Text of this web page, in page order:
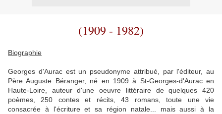
(1909 - 1982)
Biographie
Georges d'Aurac est un pseudonyme attribué, par l'éditeur, au
Père Auguste Béranger, né en 1909 à St-Georges-d'Aurac en
Haute-Loire, auteur d'une oeuvre littéraire de quelques 420
poèmes, 250 contes et récits, 43 romans, toute une vie
consacrée à l'écriture et sa région natale... mais aussi à la